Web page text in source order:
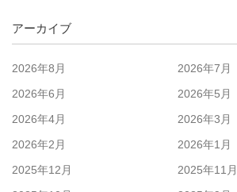
アーカイブ
2026年8月
2026年7月
2026年6月
2026年5月
2026年4月
2026年3月
2026年2月
2026年1月
2025年12月
2025年11月